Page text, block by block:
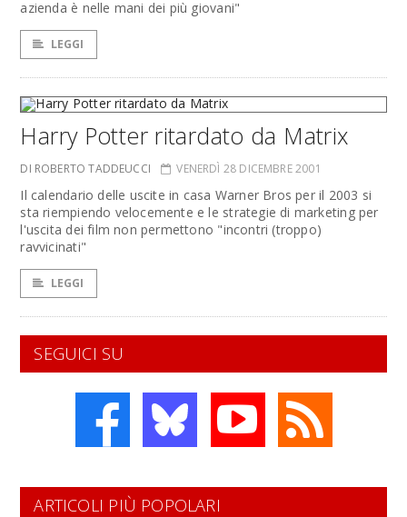
azienda è nelle mani dei più giovani"
LEGGI
Harry Potter ritardato da Matrix
DI ROBERTO TADDEUCCI VENERDÌ 28 DICEMBRE 2001
Il calendario delle uscite in casa Warner Bros per il 2003 si
sta riempiendo velocemente e le strategie di marketing per
l'uscita dei film non permettono "incontri (troppo)
ravvicinati"
LEGGI
SEGUICI SU
ARTICOLI PIÙ POPOLARI